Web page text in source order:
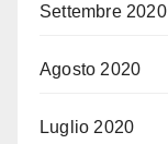
Settembre 2020
Agosto 2020
Luglio 2020